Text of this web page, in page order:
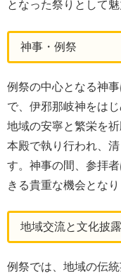
となった祭りとして
神事・例祭
例祭の中心となる神
で、伊邪那岐神をは
地域の安寧と繁栄を
本殿で執り行われ、
す。神事の間、参拝
きる貴重な機会となり
地域交流と文化披露
例祭では、地域の伝